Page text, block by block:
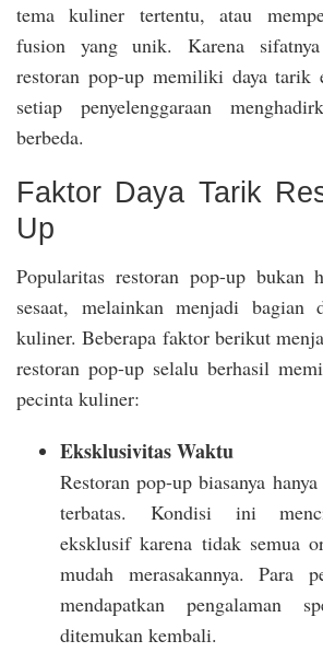
tema kuliner tertentu, atau
fusion yang unik. Karena sifatnya
restoran pop-up memiliki daya tarik
setiap penyelenggaraan
berbeda.
Faktor Daya Tarik
Up
Popularitas restoran pop-up bukan
sesaat, melainkan menjadi bagian
kuliner. Beberapa faktor berikut
restoran pop-up selalu berhasil
pecinta kuliner:
Eksklusivitas Waktu
Restoran pop-up biasanya
terbatas. Kondisi ini
eksklusif karena tidak semua
mudah merasakannya. Para
mendapatkan pengalaman
ditemukan kembali.